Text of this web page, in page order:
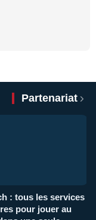
Partenariat
: tous les services
pour jouer au